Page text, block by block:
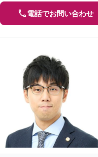
電話でお問い合わせ